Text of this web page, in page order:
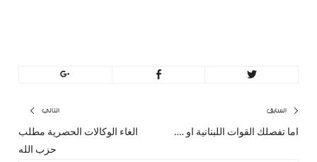
تصفّح
المقالات
السابق
المقال
اما تفصلك القوات اللبنانية او ….
التالي
الغاء الوكالات الحصرية مطلب
حزب الله